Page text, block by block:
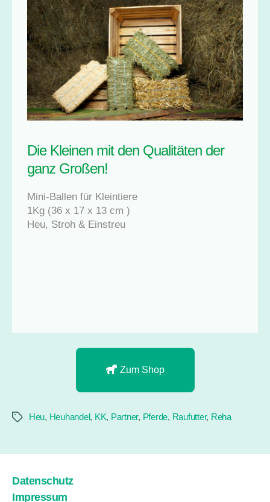
Die Kleinen mit den Qualitäten der
ganz Großen!
Mini-Ballen für Kleintiere
1Kg (36 x 17 x 13 cm )
Heu, Stroh & Einstreu
Zum Shop
Heu, Heuhandel, KK, Partner, Pferde, Raufutter, Reha
Datenschutz
Impressum